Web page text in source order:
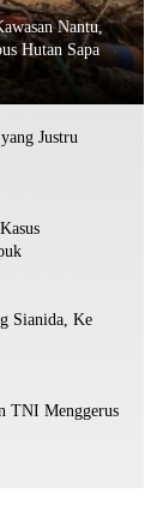
Nantu,
Hutan Sapa
Justru
Sianida, Ke
TNI Menggerus